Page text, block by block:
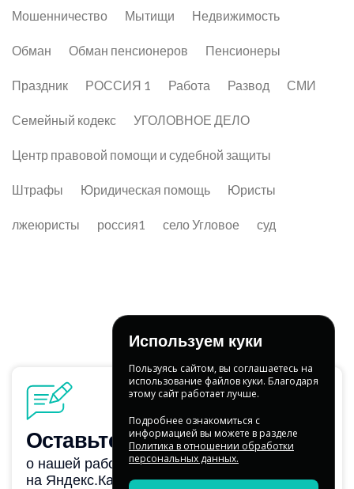
Мошенничество Мытищи Недвижимость
Обман Обман пенсионеров Пенсионеры
Праздник РОССИЯ 1 Работа Развод СМИ
Семейный кодекс УГОЛОВНОЕ ДЕЛО
Центр правовой помощи и судебной защиты
Штрафы Юридическая помощь Юристы
лжеюристы россия1 село Угловое суд
Используем куки
Пользуясь сайтом, вы соглашаетесь на
использование файлов куки. Благодаря
этому сайт работает лучше.
Подробнее ознакомиться с
информацией вы можете в разделе
Политика в отношении обработки
персональных данных.